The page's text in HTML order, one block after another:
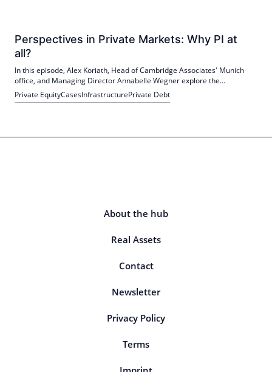
Perspectives in Private Markets: Why PI at
all?
In this episode, Alex Koriath, Head of Cambridge Associates' Munich
office, and Managing Director Annabelle Wegner explore the
importance of private investment (PI).
Private EquityCasesInfrastructurePrivate Debt
About the hub
Real Assets
Contact
Newsletter
Privacy Policy
Terms